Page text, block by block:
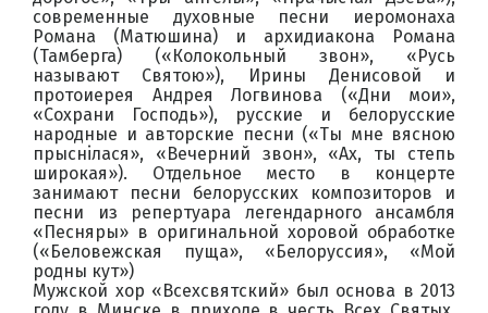
современные духовные песни иеромонаха
Романа (Матюшина) и архидиакона Романа
(Тамберга) («Колокольный звон», «Русь
называют Святою»), Ирины Денисовой и
протоиерея Андрея Логвинова («Дни мои»,
«Сохрани Господь»), русские и белорусские
народные и авторские песни («Ты мне вясною
прыснiлася», «Вечерний звон», «Ах, ты степь
широкая»). Отдельное место в концерте
занимают песни белорусских композиторов и
песни из репертуара легендарного ансамбля
«Песняры» в оригинальной хоровой обработке
(«Беловежская пуща», «Белоруссия», «Мой
родны кут»)
Мужской хор «Всехсвятский» был основа в 2013